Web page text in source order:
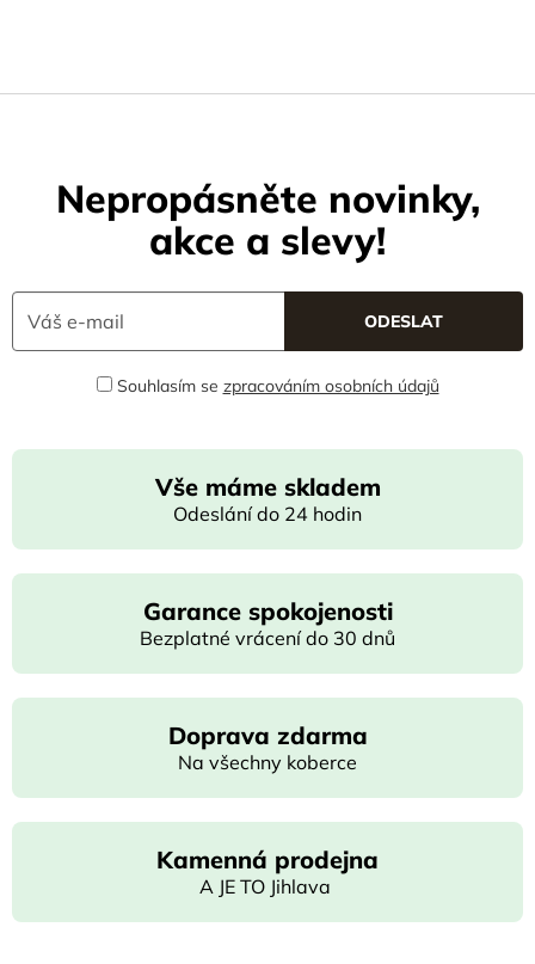
Nepropásněte novinky,
akce a slevy!
Souhlasím se zpracováním osobních údajů
Vše máme skladem
Odeslání do 24 hodin
Garance spokojenosti
Bezplatné vrácení do 30 dnů
Doprava zdarma
Na všechny koberce
Kamenná prodejna
A JE TO Jihlava